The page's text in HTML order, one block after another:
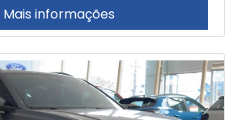
Mais informações